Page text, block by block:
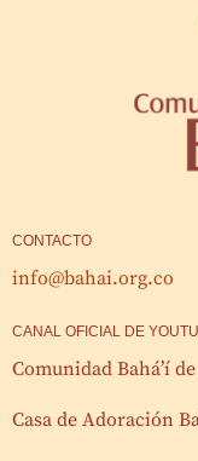
CONTACTO
info@bahai.org.co
CANAL OFICIAL DE
Comunidad Bahá’í
Casa de Adoración